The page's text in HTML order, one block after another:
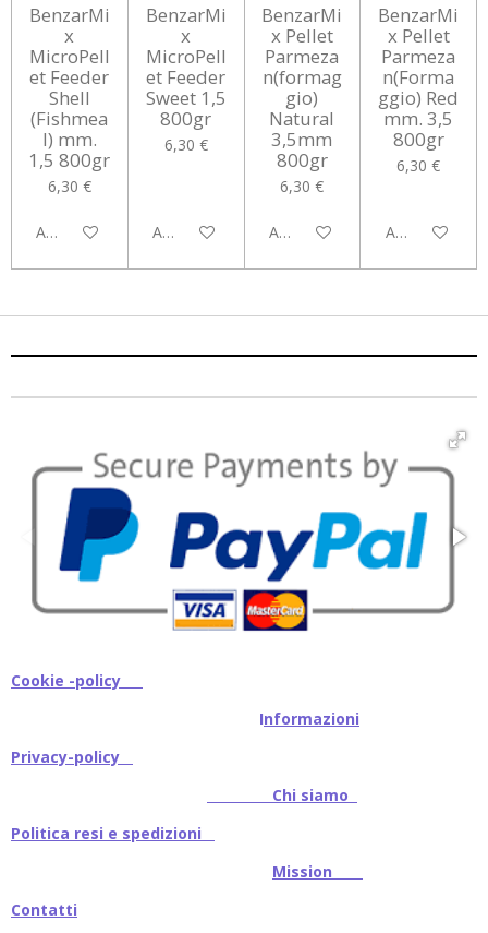
BenzarMi
x
MicroPell
et Feeder
Shell
(Fishmea
l) mm.
1,5 800gr
6,30 €
Aggiungi al carrello
BenzarMi
x
MicroPell
et Feeder
Sweet 1,5
800gr
6,30 €
Aggiungi al carrello
BenzarMi
x Pellet
Parmeza
n(formag
gio)
Natural
3,5mm
800gr
6,30 €
Aggiungi al carrello
BenzarMi
x Pellet
Parmeza
n(Forma
ggio) Red
mm. 3,5
800gr
6,30 €
Aggiungi al
Cookie -policy
Informazioni
Privacy-policy
Chi siamo
Politica resi e spedizioni
Mission
Contatti